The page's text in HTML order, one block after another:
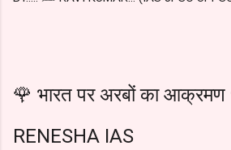
🌹 भारत पर अरबों का आक्रमण
RENESHA IAS